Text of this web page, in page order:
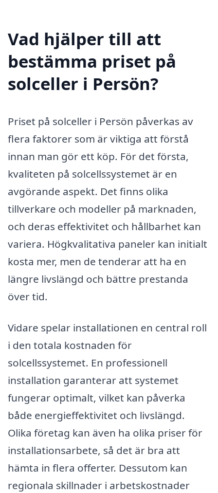
Vad hjälper till att
bestämma priset på
solceller i Persön?
Priset på solceller i Persön påverkas av
flera faktorer som är viktiga att förstå
innan man gör ett köp. För det första,
kvaliteten på solcellssystemet är en
avgörande aspekt. Det finns olika
tillverkare och modeller på marknaden,
och deras effektivitet och hållbarhet kan
variera. Högkvalitativa paneler kan initialt
kosta mer, men de tenderar att ha en
längre livslängd och bättre prestanda
över tid.
Vidare spelar installationen en central roll
i den totala kostnaden för
solcellssystemet. En professionell
installation garanterar att systemet
fungerar optimalt, vilket kan påverka
både energieffektivitet och livslängd.
Olika företag kan även ha olika priser för
installationsarbete, så det är bra att
hämta in flera offerter. Dessutom kan
regionala skillnader i arbetskostnader